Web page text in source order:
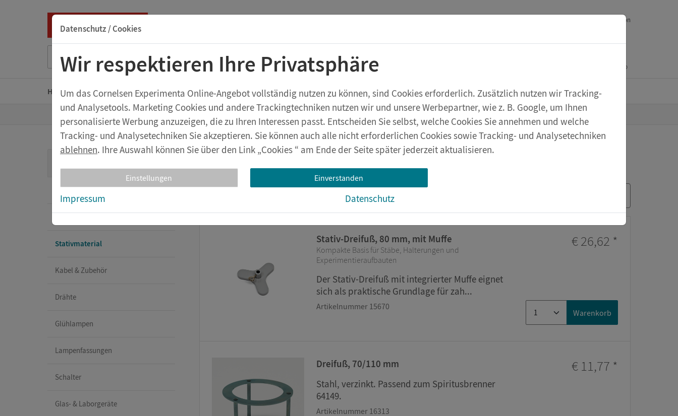
Datenschutz / Cookies
Wir respektieren Ihre Privatsphäre
Um das Cornelsen Experimenta Online-Angebot vollständig nutzen zu können, sind Cookies erforderlich. Zusätzlich nutzen wir Tracking-
und Analysetools. Marketing Cookies und andere Trackingtechniken nutzen wir und unsere Werbepartner, wie z. B. Google, um Ihnen
personalisierte Werbung anzuzeigen, die zu Ihren Interessen passt. Entscheiden Sie selbst, welche Cookies Sie annehmen und welche
Tracking- und Analysetechniken Sie akzeptieren. Sie können auch alle nicht erforderlichen Cookies sowie Tracking- und Analysetechniken
ablehnen. Ihre Auswahl können Sie über den Link „Cookies “ am Ende der Seite später jederzeit aktualisieren.
Einstellungen Einverstanden
Impressum Datenschutz
English version
Warenkorb
Home Kindergarten Grundschule Sekundarstufe Geräte & Zubehör eXperiBot Lehrwerksversuche eXperiScout
Z
u
S
t
a
i
e
Shop
Stativmaterial
Kabel & Zubehör
Drähte
Glühlampen
Lampenfassungen
Schalter
Glas- & Laborgeräte
Stativmaterial
Stativ-Dreifuß, 80 mm, mit Muffe
Kompakte Basis für Stäbe, Halterungen und
Experimentieraufbauten
Der Stativ-Dreifuß mit integrierter Muffe eignet
sich als praktische Grundlage für zah...
Artikelnummer 15670
€ 26,62 *
Warenkorb
Dreifuß, 70/110 mm
Stahl, verzinkt. Passend zum Spiritusbrenner
64149.
Artikelnummer 16313
€ 11,77 *